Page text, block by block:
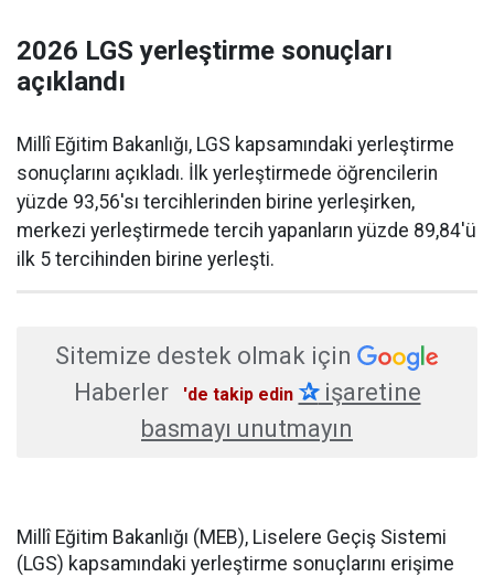
2026 LGS yerleştirme sonuçları
açıklandı
Millî Eğitim Bakanlığı, LGS kapsamındaki yerleştirme
sonuçlarını açıkladı. İlk yerleştirmede öğrencilerin
yüzde 93,56'sı tercihlerinden birine yerleşirken,
merkezi yerleştirmede tercih yapanların yüzde 89,84'ü
ilk 5 tercihinden birine yerleşti.
Sitemize destek olmak için
Haberler
'de takip edin ✰işaretine
basmayı unutmayın
Millî Eğitim Bakanlığı (MEB), Liselere Geçiş Sistemi
(LGS) kapsamındaki yerleştirme sonuçlarını erişime